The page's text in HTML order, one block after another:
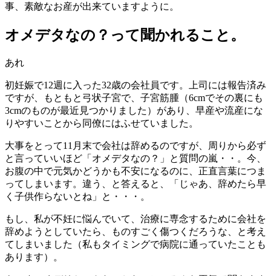
事、素敵なお産が出来ていますように。
オメデタなの？って聞かれること。
あれ
初妊娠で12週に入った32歳の会社員です。上司には報告済み
ですが、もともと弓状子宮で、子宮筋腫（6cmでその裏にも
3cmのものが最近見つかりました）があり、早産や流産にな
りやすいことから同僚にはふせていました。
大事をとって11月末で会社は辞めるのですが、周りから必ず
と言っていいほど「オメデタなの？」と質問の嵐・・。今、
お腹の中で元気かどうかも不安になるのに、正直言葉につま
ってしまいます。違う、と答えると、「じゃあ、辞めたら早
く子供作らないとね」と・・・。
もし、私が不妊に悩んでいて、治療に専念するために会社を
辞めようとしていたら、ものすごく傷つくだろうな、と考え
てしまいました（私もタイミングで病院に通っていたことも
あります）。